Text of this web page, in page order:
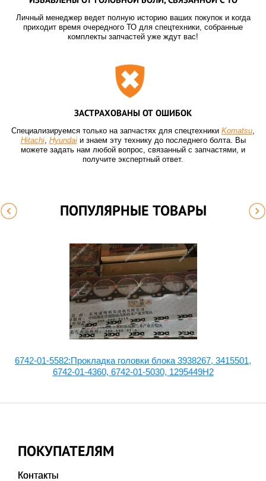
Личный менеджер ведет полную историю ваших покупок и когда
приходит время очередного ТО для спецтехники, собранные
комплекты запчастей уже ждут вас!
ЗАСТРАХОВАНЫ ОТ ОШИБОК
Специализируемся только на запчастях для спецтехники Komatsu,
Hitachi, Hyundaiи знаем эту технику до последнего болта. Вы
можете задать нам любой вопрос, связанный с запчастями, и
получите экспертный ответ.
ПОПУЛЯРНЫЕ ТОВАРЫ
6742-01-5582:Прокладка головки блока 3938267, 3415501,
6742-01-4360, 6742-01-5030, 1295449H2
ПОКУПАТЕЛЯМ
Контакты